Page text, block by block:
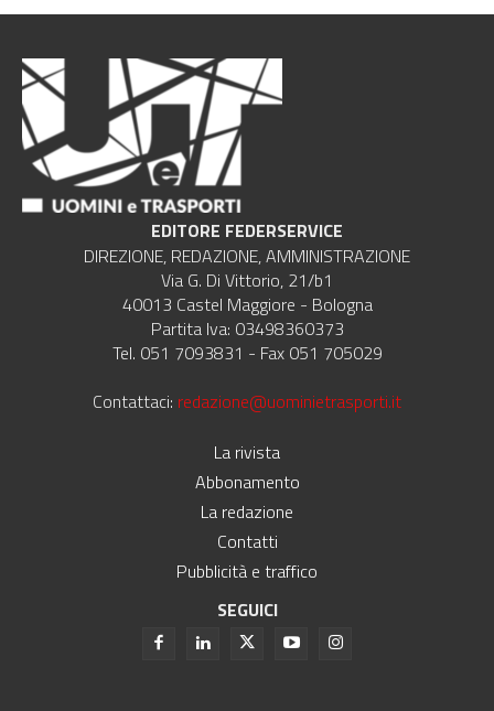
EDITORE FEDERSERVICE
DIREZIONE, REDAZIONE, AMMINISTRAZIONE
Via G. Di Vittorio, 21/b1
40013 Castel Maggiore - Bologna
Partita Iva: 03498360373
Tel. 051 7093831 - Fax 051 705029
Contattaci: redazione@uominietrasporti.it
La rivista
Abbonamento
La redazione
Contatti
Pubblicità e traffico
SEGUICI